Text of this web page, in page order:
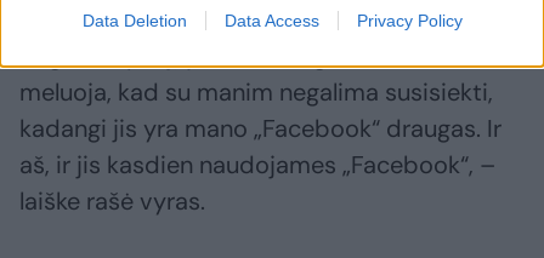
Data Deletion Data Access Privacy Policy
Taip pat nurodė, kokie dar V.Šustausko
meluoja, kad su manim negalima susisiekti,
kadangi jis yra mano „Facebook“ draugas. Ir
aš, ir jis kasdien naudojames „Facebook“, –
laiške rašė vyras.